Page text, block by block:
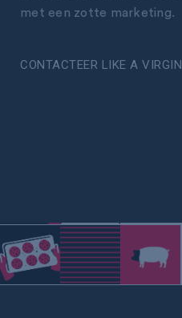
met een zotte marketing.
CONTACTEER LIKE A VIRGIN